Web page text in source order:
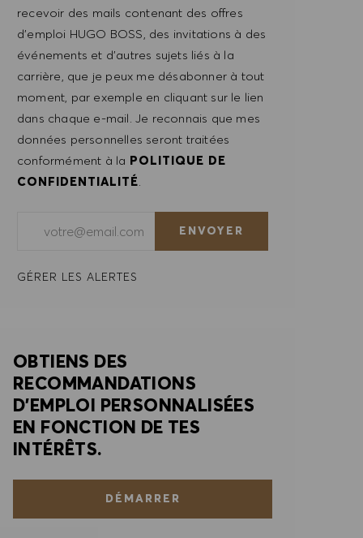
recevoir des mails contenant des offres
d'emploi HUGO BOSS, des invitations à des
événements et d'autres sujets liés à la
carrière, que je peux me désabonner à tout
moment, par exemple en cliquant sur le lien
dans chaque e-mail. Je reconnais que mes
données personnelles seront traitées
conformément à la POLITIQUE DE
CONFIDENTIALITÉ
ENVOYER
GÉRER LES ALERTES
OBTIENS DES
RECOMMANDATIONS
D'EMPLOI PERSONNALISÉES
EN FONCTION DE TES
INTÉRÊTS.
DÉMARRER